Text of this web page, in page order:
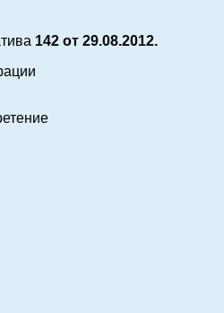
142 от 29.08.2012.